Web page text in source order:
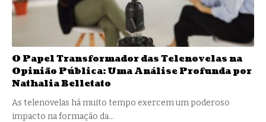
O Papel Transformador das Telenovelas na
Opinião Pública: Uma Análise Profunda por
Nathalia Belletato
As telenovelas há muito tempo exercem um poderoso
impacto na formação da…